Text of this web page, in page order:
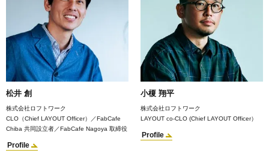
松井 創
株式会社ロフトワーク
CLO（Chief LAYOUT Officer）／FabCafe
Chiba 共同設立者／FabCafe Nagoya 取締役
Profile
小榎 翔平
株式会社ロフトワーク
LAYOUT co-CLO (Chief LAYOUT Officer）
Profile